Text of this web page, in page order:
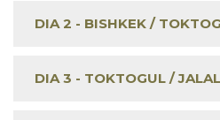
DIA 2 - BISHKEK /
DIA 3 - TOKTOGUL /